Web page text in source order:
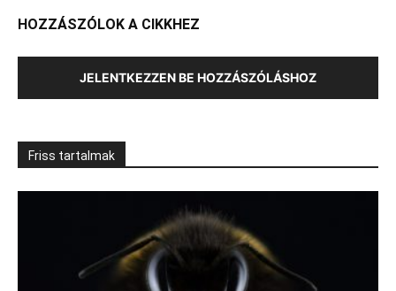
HOZZÁSZÓLOK A CIKKHEZ
JELENTKEZZEN BE HOZZÁSZÓLÁSHOZ
Friss tartalmak